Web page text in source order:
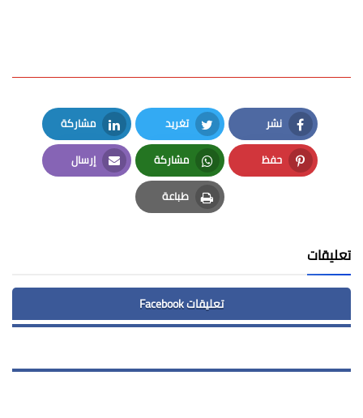
نشر
Facebook
تغريد
Twitter
مشاركة
LinkedIn
حفظ
Pinterest
مشاركة
Whatsapp
إرسال
Email
طباعة
Print
تعليقات
تعليقات Facebook